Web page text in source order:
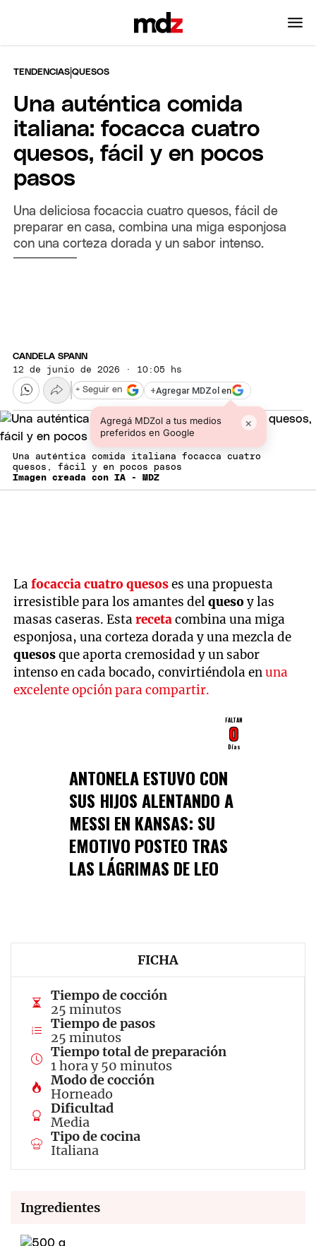
TENDENCIAS |QUESOS
Una auténtica comida
italiana: focacca cuatro
quesos, fácil y en pocos
pasos
Una deliciosa focaccia cuatro quesos, fácil de
preparar en casa, combina una miga esponjosa
con una corteza dorada y un sabor intenso.
CANDELA SPANN
12 de junio de 2026 · 10:05 hs
+Agregar MDZol en
Agregá MDZol a tus medios
preferidos en Google
×
+ Seguir en
Una auténtica comida italiana focacca cuatro
quesos, fácil y en pocos pasos
Imagen creada con IA - MDZ
Lafocacciacuatro quesoses una propuesta
irresistible para los amantes delquesoy las
masas caseras. Estarecetacombina una miga
esponjosa, una corteza dorada y una mezcla de
quesosque aporta cremosidad y un sabor
intenso en cada bocado, convirtiéndola enuna
excelente opción para compartir.
FALTAN
0
Días
ANTONELA ESTUVO CON
SUS HIJOS ALENTANDO A
MESSI EN KANSAS: SU
EMOTIVO POSTEO TRAS
LAS LÁGRIMAS DE LEO
FICHA
Tiempo de cocción
25 minutos
Tiempo de pasos
25 minutos
Tiempo total de preparación
1 hora y 50 minutos
Modo de cocción
Horneado
Dificultad
Media
Tipo de cocina
Italiana
Ingredientes